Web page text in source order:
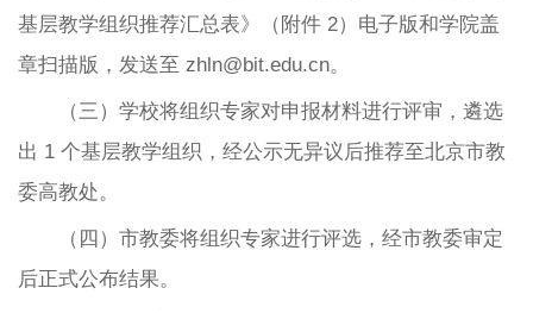
基层教学组织推荐汇总表》（附件 2）电子版和学院盖
章扫描版，发送至 zhln@bit.edu.cn。
（三）学校将组织专家对申报材料进行评审，遴选
出 1 个基层教学组织，经公示无异议后推荐至北京市教
委高教处。
（四）市教委将组织专家进行评选，经市教委审定
后正式公布结果。